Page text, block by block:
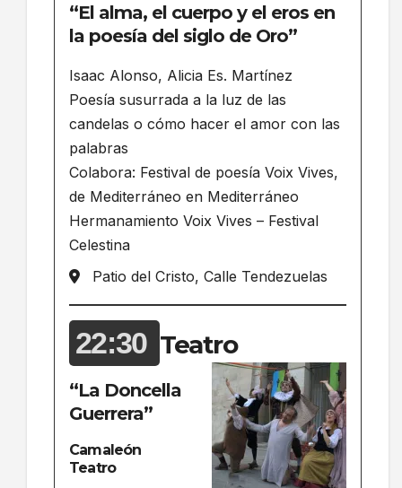
“El alma, el cuerpo y el eros en
la poesía del siglo de Oro”
Isaac Alonso, Alicia Es. Martínez
Poesía susurrada a la luz de las
candelas o cómo hacer el amor con las
palabras
Colabora: Festival de poesía Voix Vives,
de Mediterráneo en Mediterráneo
Hermanamiento Voix Vives – Festival
Celestina
Patio del Cristo, Calle Tendezuelas
22:30 Teatro
“La Doncella
Guerrera”
Camaleón
Teatro